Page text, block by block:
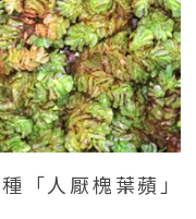
「人厭槐葉蘋」